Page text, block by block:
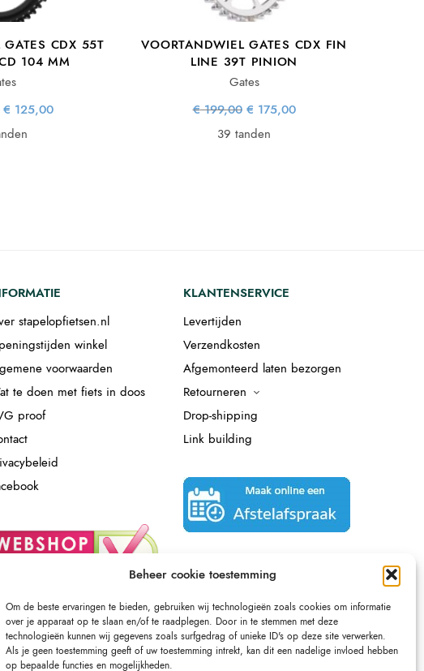
Beheer cookie toestemming
Om de beste ervaringen te bieden, gebruiken wij technologieën zoals cookies om informatie
over je apparaat op te slaan en/of te raadplegen. Door in te stemmen met deze
technologieën kunnen wij gegevens zoals surfgedrag of unieke ID's op deze site verwerken.
Als je geen toestemming geeft of uw toestemming intrekt, kan dit een nadelige invloed hebben
op bepaalde functies en mogelijkheden.
CDX 55T
104 MM
Oorspronkelijke
prijs was:
€ 145,00.
€ 125,00
VOORTANDWIEL GATES CDX FIN
LINE 39T PINION
Gates
€199,00 Oorspronkelijke
prijs was:
€ 199,00.
€ 175,00
39 tanden
stapelopfietsen.nl
winkel
voorwaarden
te doen met fiets in doos
proof
KLANTENSERVICE
Levertijden
Verzendkosten
Afgemonteerd laten bezorgen
Retourneren
Drop-shipping
Link building